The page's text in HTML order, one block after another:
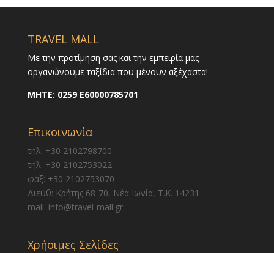
TRAVEL MALL
Με την προτίμηση σας και την εμπειρία μας
οργανώνουμε ταξίδια που μένουν αξέχαστα!
ΜΗΤΕ: 0259 E60000785701
Επικοινωνία
τηλ: +30 2102798700
τηλ: +30 2102753022
φαξ: +30 2102753070
Διεύθ: Κρήτης 68-70, Νέα Ιωνία, Τ.Κ. 14231
mail: info@travel-mall.gr
Χρήσιμες Σελίδες